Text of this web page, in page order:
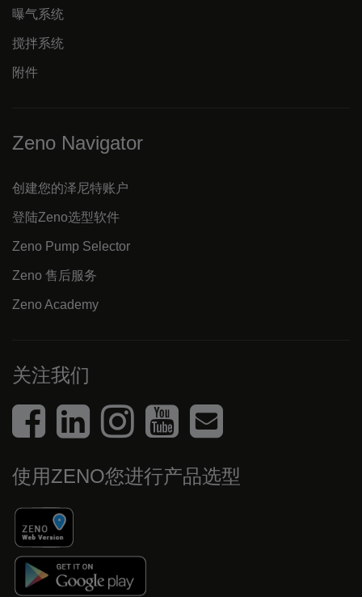
曝气系统
搅拌系统
附件
Zeno Navigator
创建您的泽尼特账户
登陆Zeno选型软件
Zeno Pump Selector
Zeno 售后服务
Zeno Academy
关注我们
使用ZENO您进行产品选型